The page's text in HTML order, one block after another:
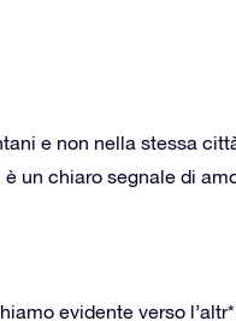
e non nella stessa
un chiaro segnale di
evidente verso